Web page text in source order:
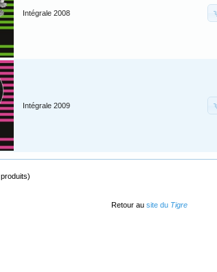
Intégrale 2008
Intégrale 2009
produits)
Retour au site du Tigre